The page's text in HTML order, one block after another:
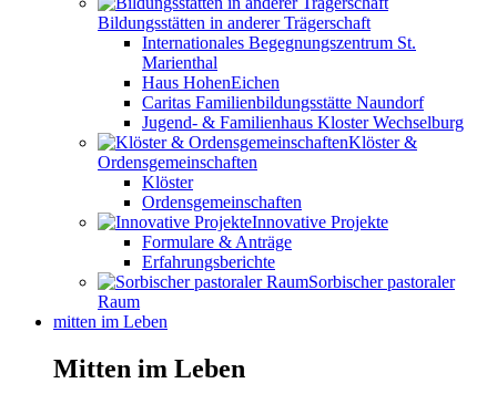
Bildungsstätten in anderer Trägerschaft
Internationales Begegnungszentrum St.
Marienthal
Haus HohenEichen
Caritas Familienbildungsstätte Naundorf
Jugend- & Familienhaus Kloster Wechselburg
Klöster &
Ordensgemeinschaften
Klöster
Ordensgemeinschaften
Innovative Projekte
Formulare & Anträge
Erfahrungsberichte
Sorbischer pastoraler
Raum
mitten im Leben
Mitten im Leben